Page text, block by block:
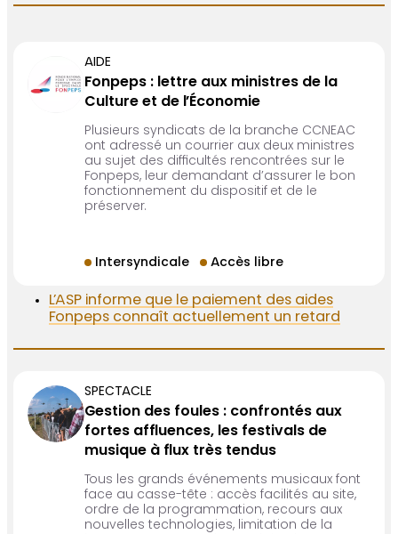
AIDE
Fonpeps : lettre aux ministres de la
Culture et de l’Économie
Plusieurs syndicats de la branche CCNEAC
ont adressé un courrier aux deux ministres
au sujet des difficultés rencontrées sur le
Fonpeps, leur demandant d’assurer le bon
fonctionnement du dispositif et de le
préserver.
Intersyndicale Accès libre
L’ASP informe que le paiement des aides
Fonpeps connaît actuellement un retard
SPECTACLE
Gestion des foules : confrontés aux
fortes affluences, les festivals de
musique à flux très tendus
Tous les grands événements musicaux font
face au casse-tête : accès facilités au site,
ordre de la programmation, recours aux
nouvelles technologies, limitation de la